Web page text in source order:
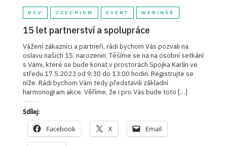
BCV CZECHIDM EVENT WEBINÁŘ
15 let partnerství a spolupráce
Vážení zákazníci a partneři, rádi bychom Vás pozvali na
oslavu našich 15. narozenin. Těšíme se na na osobní setkání
s Vámi, které se bude konat v prostorách Spojka Karlín ve
středu 17.5.2023 od 9:30 do 13:00 hodin. Registrujte se
níže. Rádi bychom Vám tedy představili základní
harmonogram akce. Věříme, že i pro Vás bude toto […]
Sdílej:
Facebook X Email